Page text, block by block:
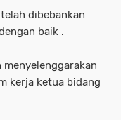
dibebankan
baik .
kerja ketua bidang